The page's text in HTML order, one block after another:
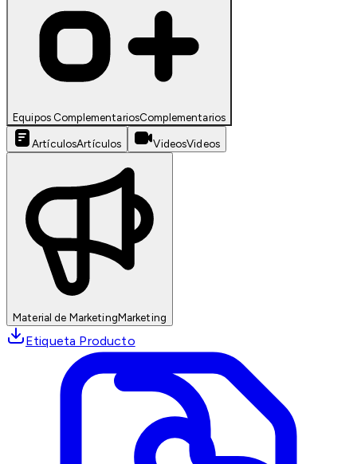
Equipos ComplementariosComplementarios
ArtículosArtículos VideosVideos
Material de MarketingMarketing
Etiqueta Producto